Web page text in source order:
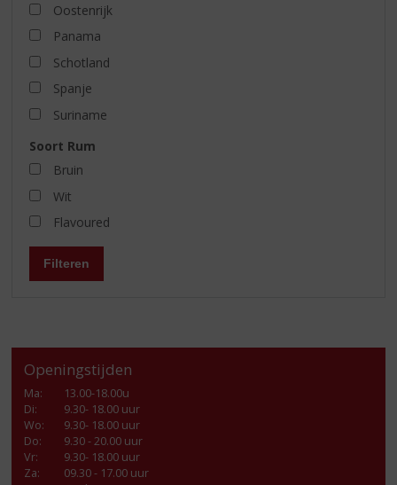
Oostenrijk
Panama
Schotland
Spanje
Suriname
Soort Rum
Bruin
Wit
Flavoured
Filteren
Openingstijden
Ma:
13.00-18.00u
Di:
9.30- 18.00 uur
Wo:
9.30- 18.00 uur
Do:
9.30 - 20.00 uur
Vr:
9.30- 18.00 uur
Za:
09.30 - 17.00 uur